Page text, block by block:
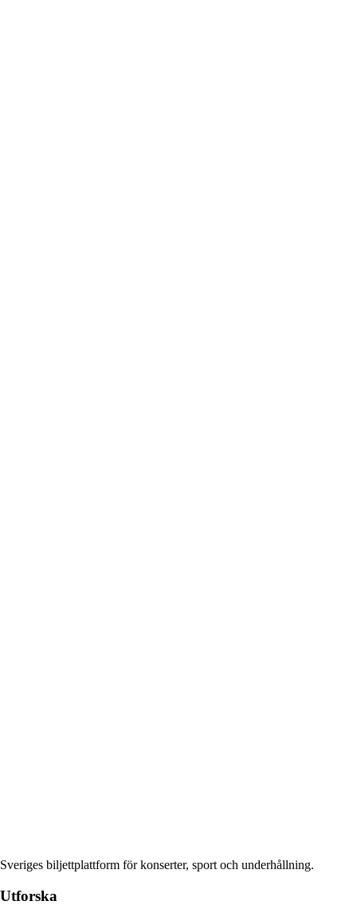
Sveriges biljettplattform för konserter, sport och underhållning.
Utforska